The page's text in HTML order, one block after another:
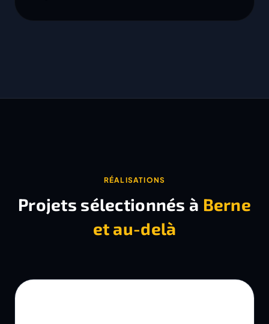
RÉALISATIONS
Projets sélectionnés à Berne
et au-delà